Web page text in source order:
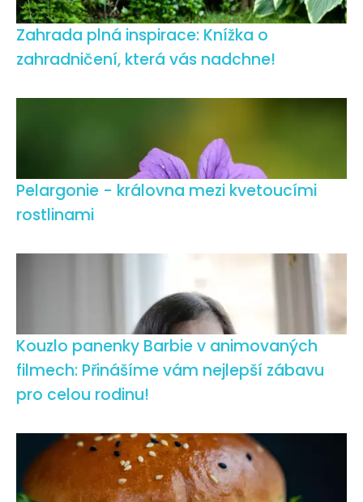
Zahrada plná inspirace: Knížka o
zahradničení, která vás nadchne!
Pelargonie - královna mezi kvetoucími
rostlinami
Kouzlo panenky Barbie v animovaných
filmech: Přinášíme vám nejlepší zábavu
pro celou rodinu!